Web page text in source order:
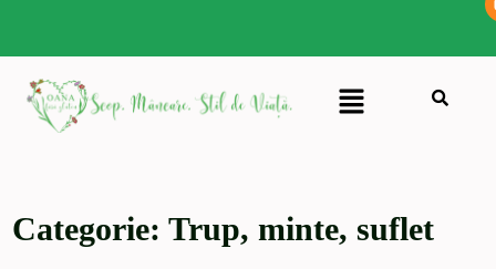
Categorie:Trup, minte, suflet